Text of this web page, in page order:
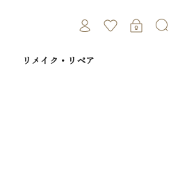
リメイク・リペア